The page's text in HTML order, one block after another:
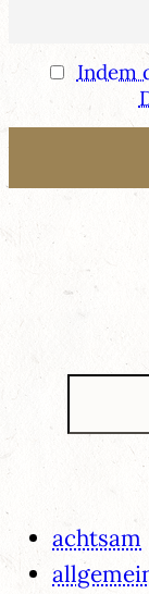
Indem
achtsam